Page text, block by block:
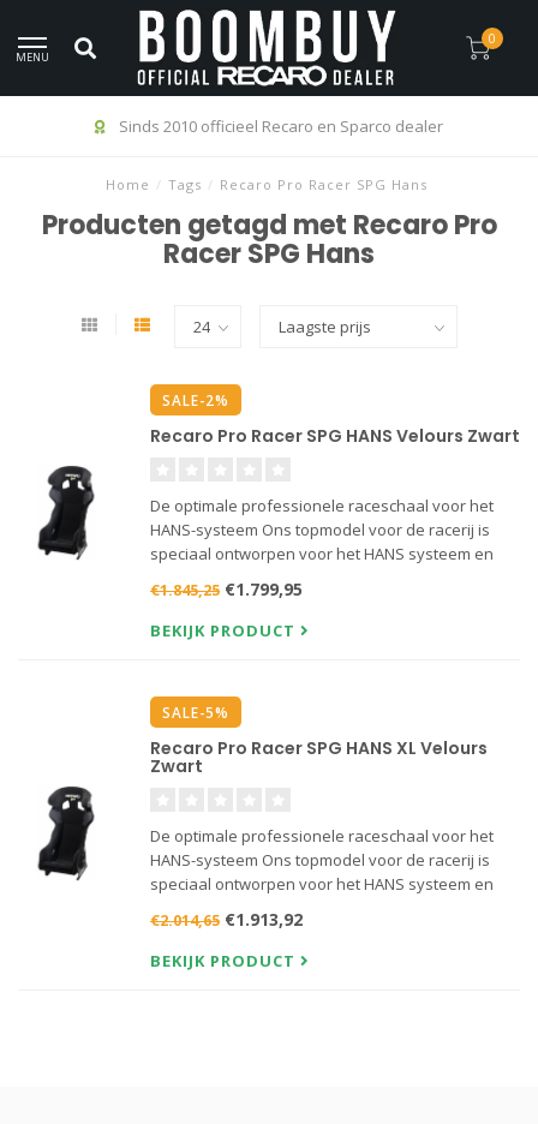
MENU
0
Sinds 2010 officieel Recaro en Sparco dealer
Home / Tags / Recaro Pro Racer SPG Hans
Producten getagd met Recaro Pro
Racer SPG Hans
SALE-2%
Recaro Pro Racer SPG HANS Velours Zwart
De optimale professionele raceschaal voor het
HANS-systeem Ons topmodel voor de racerij is
speciaal ontworpen voor het HANS systeem en
€1.845,25 €1.799,95
BEKIJK PRODUCT
SALE-5%
Recaro Pro Racer SPG HANS XL Velours
Zwart
De optimale professionele raceschaal voor het
HANS-systeem Ons topmodel voor de racerij is
speciaal ontworpen voor het HANS systeem en
€2.014,65 €1.913,92
BEKIJK PRODUCT